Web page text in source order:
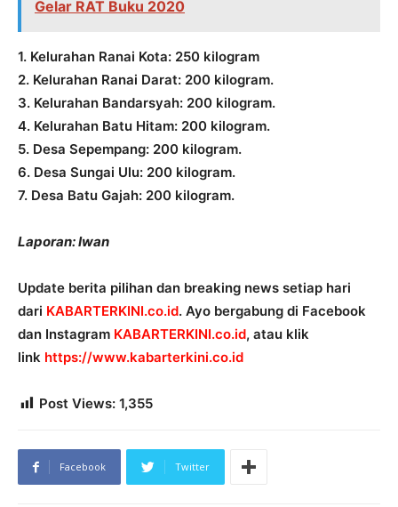
Gelar RAT Buku 2020
1. Kelurahan Ranai Kota: 250 kilogram
2. Kelurahan Ranai Darat: 200 kilogram.
3. Kelurahan Bandarsyah: 200 kilogram.
4. Kelurahan Batu Hitam: 200 kilogram.
5. Desa Sepempang: 200 kilogram.
6. Desa Sungai Ulu: 200 kilogram.
7. Desa Batu Gajah: 200 kilogram.
Laporan: Iwan
Update berita pilihan dan breaking news setiap hari
dari KABARTERKINI.co.id. Ayo bergabung di Facebook
dan Instagram KABARTERKINI.co.id, atau klik
link https://www.kabarterkini.co.id
Post Views: 1,355
Facebook Twitter